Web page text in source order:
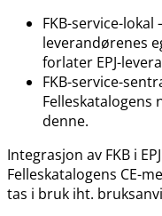
FKB-service-lokal
leverandørenes
forlater EPJ-
FKB-service-
Felleskatalogens
denne.
Integrasjon av FKB i
Felleskatalogens CE-
tas i bruk iht.